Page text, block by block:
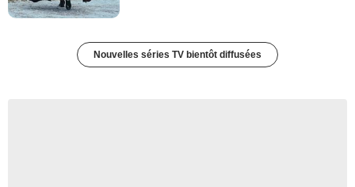
Nouvelles séries TV bientôt diffusées